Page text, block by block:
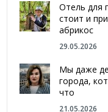
Отель для
стоит и
абрикос
29.05.2026
Мы даже
города,
что
21.05.2026